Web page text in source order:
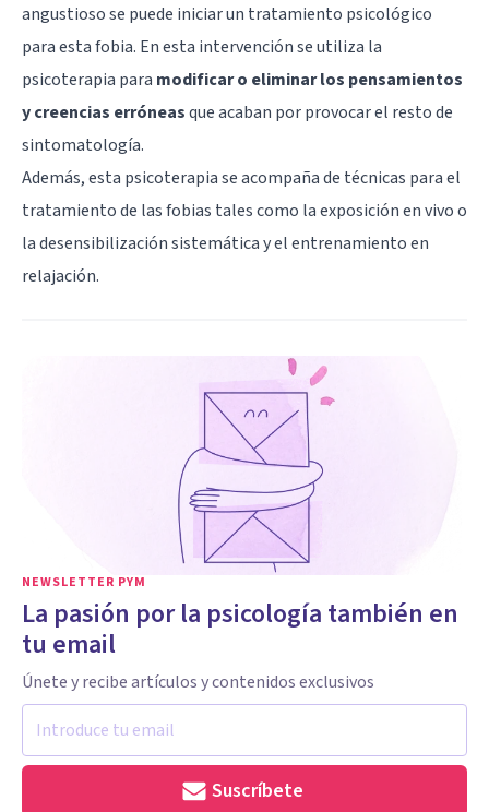
angustioso se puede iniciar un tratamiento psicológico
para esta fobia. En esta intervención se utiliza la
psicoterapia para modificar o eliminar los pensamientos
y creencias erróneasque acaban por provocar el resto de
sintomatología.
Además, esta psicoterapia se acompaña de técnicas para el
tratamiento de las fobias tales como la exposición en vivo o
la desensibilización sistemática y el entrenamiento en
relajación.
NEWSLETTER PYM
La pasión por la psicología también en
tu email
Únete y recibe artículos y contenidos exclusivos
Suscríbete